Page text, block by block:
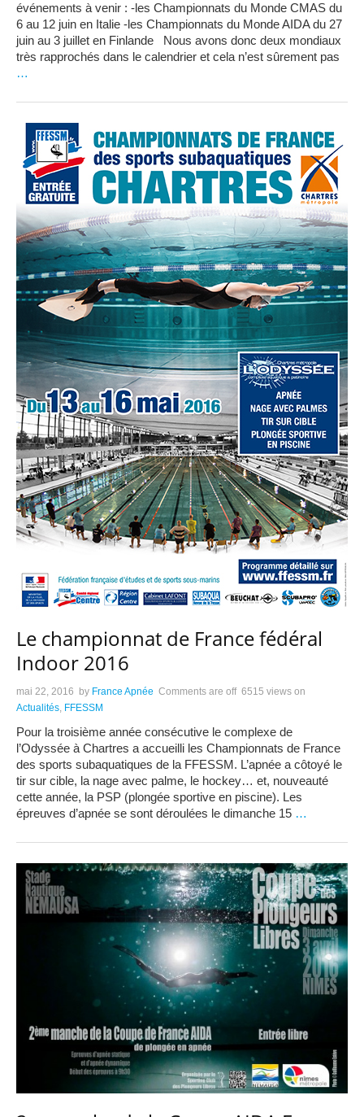
événements à venir : -les Championnats du Monde CMAS du
6 au 12 juin en Italie -les Championnats du Monde AIDA du 27
juin au 3 juillet en Finlande Nous avons donc deux mondiaux
très rapprochés dans le calendrier et cela n’est sûrement pas
…
Le championnat de France fédéral
Indoor 2016
mai 22, 2016 by France Apnée Comments are off 6515 views on
Actualités, FFESSM
Pour la troisième année consécutive le complexe de
l’Odyssée à Chartres a accueilli les Championnats de France
des sports subaquatiques de la FFESSM. L’apnée a côtoyé le
tir sur cible, la nage avec palme, le hockey… et, nouveauté
cette année, la PSP (plongée sportive en piscine). Les
épreuves d’apnée se sont déroulées le dimanche 15 …